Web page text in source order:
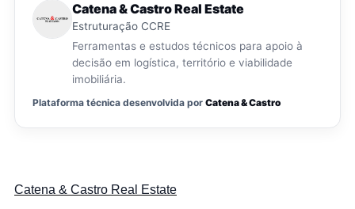
Catena & Castro Real Estate
Estruturação CCRE
Ferramentas e estudos técnicos para apoio à
decisão em logística, território e viabilidade
imobiliária.
Plataforma técnica desenvolvida por Catena & Castro
Catena & Castro Real Estate